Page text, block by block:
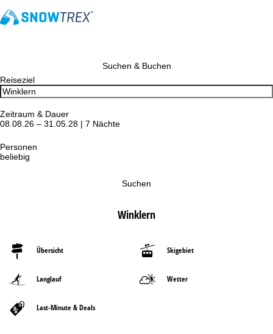
Suchen & Buchen
Reiseziel
Zeitraum & Dauer
08.08.26 – 31.05.28 | 7 Nächte
Personen
beliebig
Suchen
Winklern
Übersicht Skigebiet
Langlauf Wetter
Last-Minute & Deals